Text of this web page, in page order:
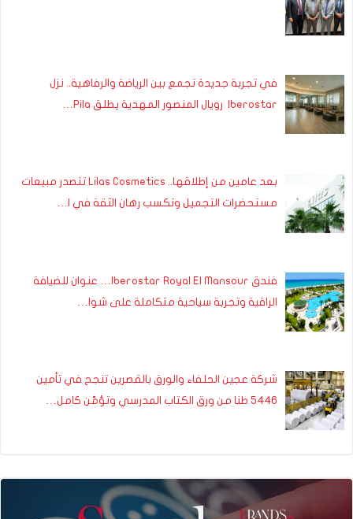
في تجربة جديدة تجمع بين الرياضة والرفاهية.. نزل
Iberostar رويال المنصور المهدية يطلق Pila…
بعد عامين من إطلاقها.. Lilas Cosmetics تتصدر مبيعات
مستحضرات التجميل وتكسب رهان الثقة في ا…
فندق Iberostar Royal El Mansour… عنوان للضيافة
الراقية وتجربة سياحية متكاملة على شوا…
شركة عجين الحلفاء والورق بالقصرين تنجح في تأمين
5446 طنا من ورق الكتاب المدرسي وتؤمّن كامل…